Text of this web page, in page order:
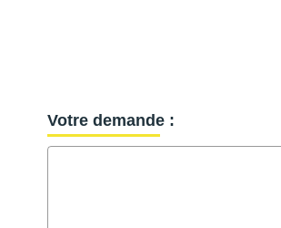
Votre demande :